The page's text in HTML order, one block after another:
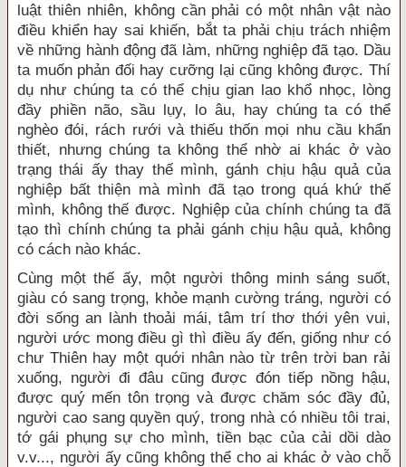
luật thiên nhiên, không cần phải có một nhân vật nào
điều khiển hay sai khiến, bắt ta phải chịu trách nhiệm
về những hành động đã làm, những nghiệp đã tạo. Dầu
ta muốn phản đối hay cưỡng lại cũng không được. Thí
dụ như chúng ta có thể chịu gian lao khổ nhọc, lòng
đầy phiền não, sầu lụy, lo âu, hay chúng ta có thể
nghèo đói, rách rưới và thiếu thốn mọi nhu cầu khẩn
thiết, nhưng chúng ta không thể nhờ ai khác ở vào
trạng thái ấy thay thế mình, gánh chịu hậu quả của
nghiệp bất thiện mà mình đã tạo trong quá khứ thế
mình, không thế được. Nghiệp của chính chúng ta đã
tạo thì chính chúng ta phải gánh chịu hậu quả, không
có cách nào khác.
Cùng một thế ấy, một người thông minh sáng suốt,
giàu có sang trọng, khỏe mạnh cường tráng, người có
đời sống an lành thoải mái, tâm trí thơ thới yên vui,
người ước mong điều gì thì điều ấy đến, giống như có
chư Thiên hay một quới nhân nào từ trên trời ban rải
xuống, người đi đâu cũng được đón tiếp nồng hậu,
được quý mến tôn trọng và được chăm sóc đầy đủ,
người cao sang quyền quý, trong nhà có nhiều tôi trai,
tớ gái phụng sự cho mình, tiền bạc của cải dồi dào
v.v..., người ấy cũng không thể cho ai khác ở vào chỗ